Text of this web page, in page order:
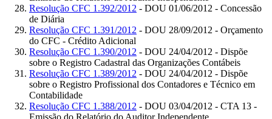
Resolução CFC 1.392/2012 - DOU 01/06/2012 - Concessão
de Diária
Resolução CFC 1.391/2012 - DOU 28/09/2012 - Orçamento
do CFC - Crédito Adicional
Resolução CFC 1.390/2012 - DOU 24/04/2012 - Dispõe
sobre o Registro Cadastral das Organizações Contábeis
Resolução CFC 1.389/2012 - DOU 24/04/2012 - Dispõe
sobre o Registro Profissional dos Contadores e Técnico em
Contabilidade
Resolução CFC 1.388/2012 - DOU 03/04/2012 - CTA 13 -
Emissão do Relatório do Auditor Independente